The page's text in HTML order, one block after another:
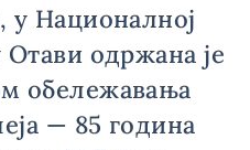
у Националној
Отави одржана је
обележавања
— 85 година